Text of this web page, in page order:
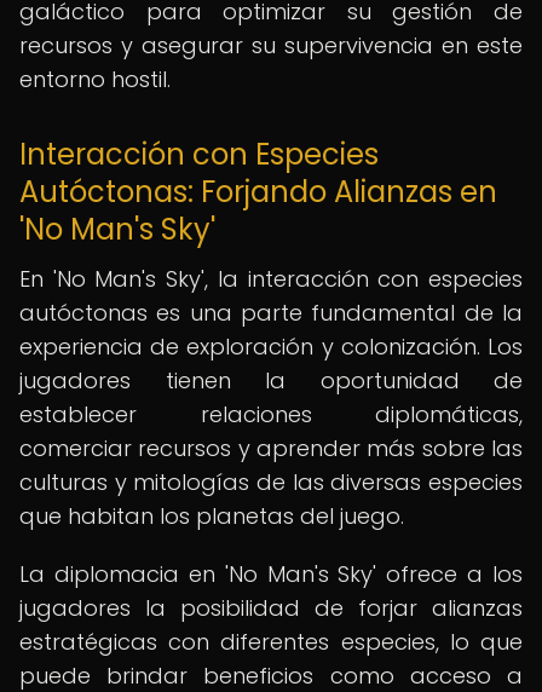
galáctico para optimizar su gestión de
recursos y asegurar su supervivencia en este
entorno hostil.
Interacción con Especies
Autóctonas: Forjando Alianzas en
'No Man's Sky'
En 'No Man's Sky', la interacción con especies
autóctonas es una parte fundamental de la
experiencia de exploración y colonización. Los
jugadores tienen la oportunidad de
establecer relaciones diplomáticas,
comerciar recursos y aprender más sobre las
culturas y mitologías de las diversas especies
que habitan los planetas del juego.
La diplomacia en 'No Man's Sky' ofrece a los
jugadores la posibilidad de forjar alianzas
estratégicas con diferentes especies, lo que
puede brindar beneficios como acceso a